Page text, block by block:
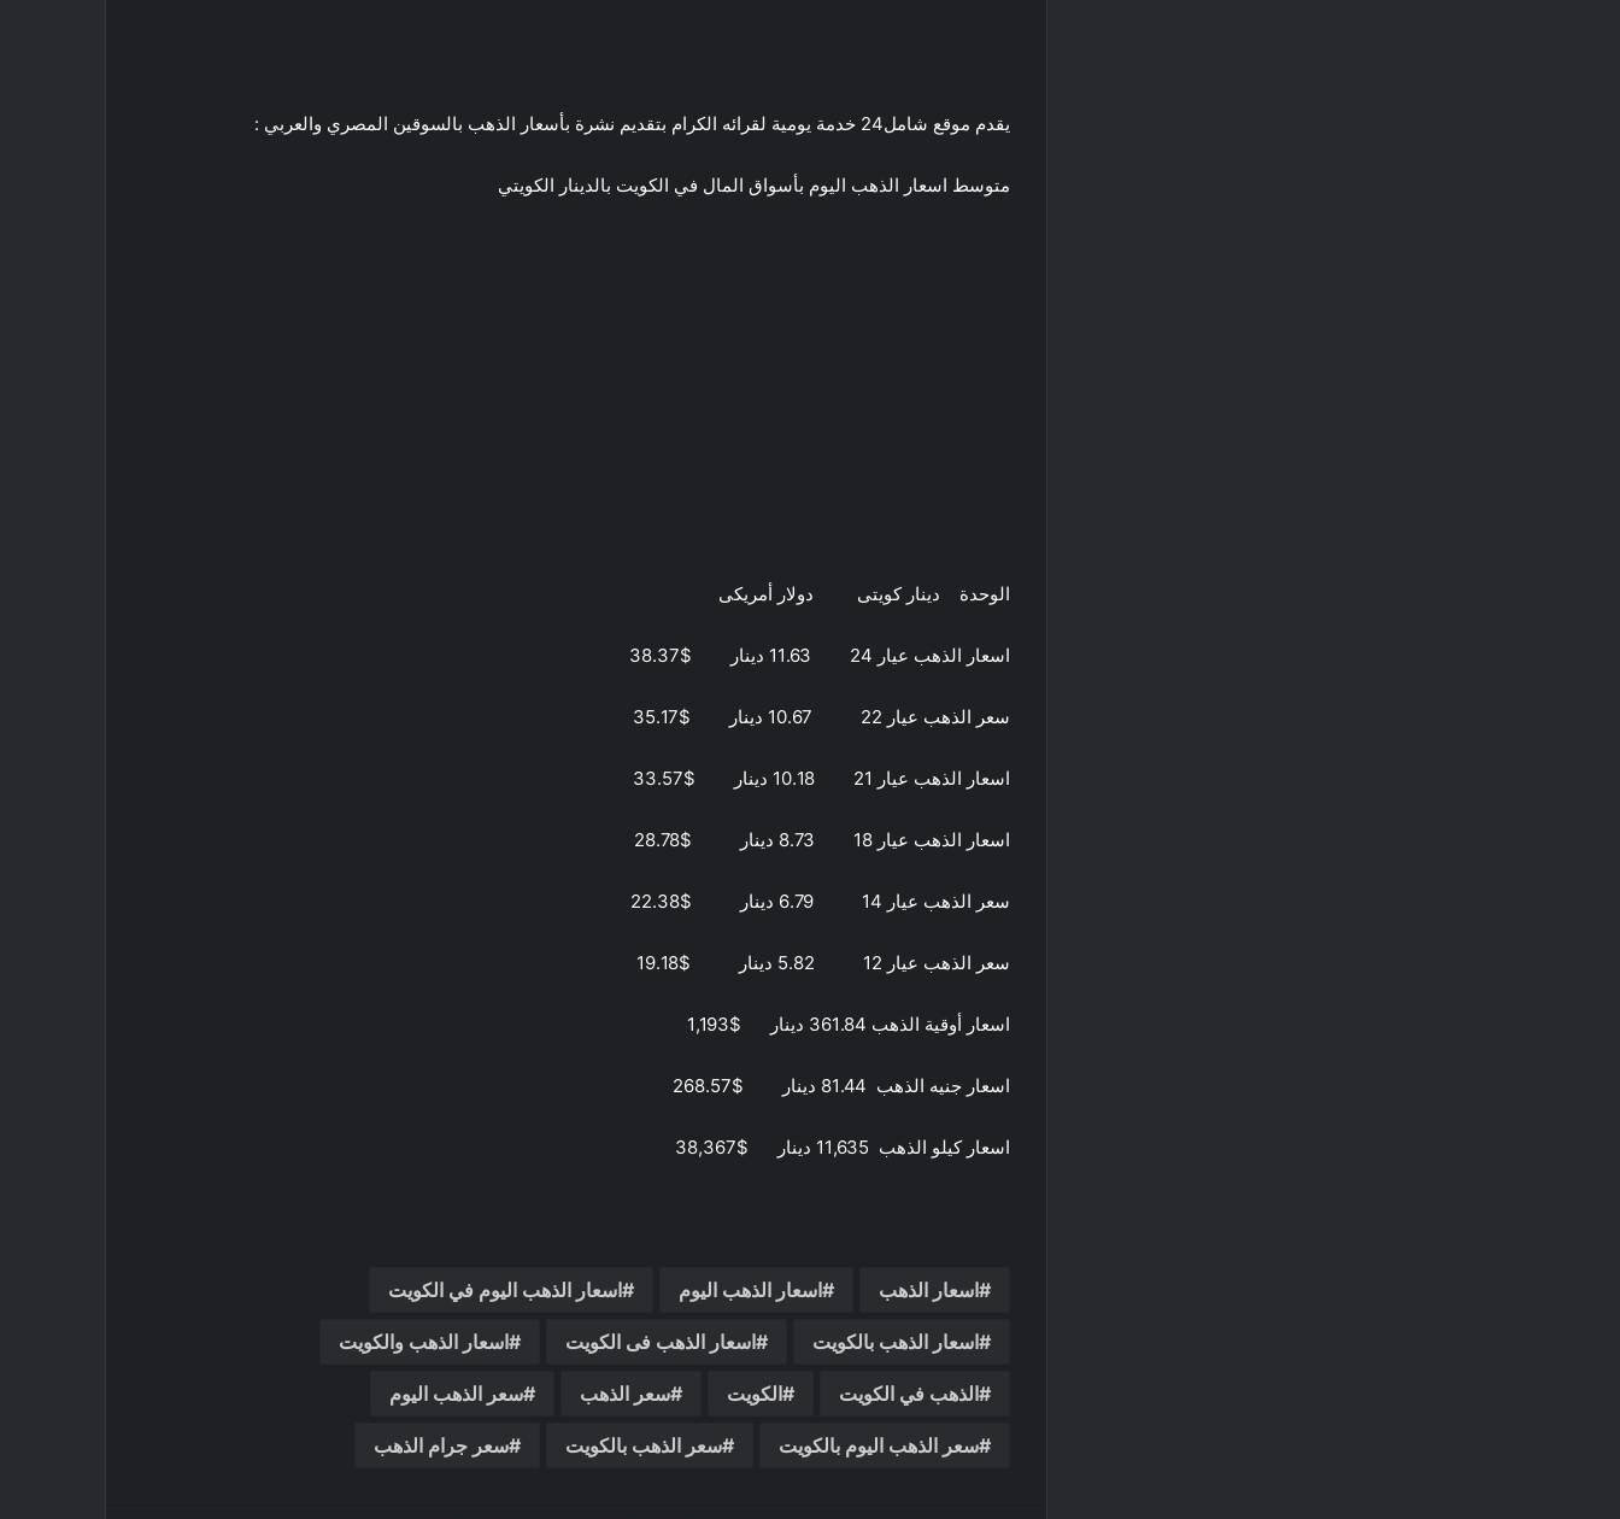
يقدم موقع شامل24 خدمة يومية لقرائه الكرام بتقديم نشرة بأسعار الذهب بالسوقين المصري والعربي :
متوسط اسعار الذهب اليوم بأسواق المال في الكويت بالدينار الكويتي
الوحدة دينار كويتى دولار أمريكى
اسعار الذهب عيار 24 11.63 دينار $38.37
سعر الذهب عيار 22 10.67 دينار $35.17
اسعار الذهب عيار 21 10.18 دينار $33.57
اسعار الذهب عيار 18 8.73 دينار $28.78
سعر الذهب عيار 14 6.79 دينار $22.38
سعر الذهب عيار 12 5.82 دينار $19.18
اسعار أوقية الذهب 361.84 دينار $1,193
اسعار جنيه الذهب 81.44 دينار $268.57
اسعار كيلو الذهب 11,635 دينار $38,367
اسعار الذهب اسعار الذهب اليوم اسعار الذهب اليوم في الكويت
اسعار الذهب بالكويت اسعار الذهب فى الكويت اسعار الذهب والكويت
الذهب في الكويت الكويت سعر الذهب سعر الذهب اليوم
سعر الذهب اليوم بالكويت سعر الذهب بالكويت سعر جرام الذهب